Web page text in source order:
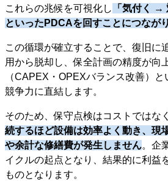
これらの兆候を可視化し
「気付く →
といったPDCAを回すことにつなが
この循環が確立することで、復旧に
用から脱却し、保全計画の精度が向
（CAPEX・OPEXバランス改善）
競争力に直結します。
そのため、保守点検はコストではな
続するほど設備は効率よく動き、現
や余計な修繕費が発生しません。企
イクルの起点となり、結果的に利益
ものとなります。